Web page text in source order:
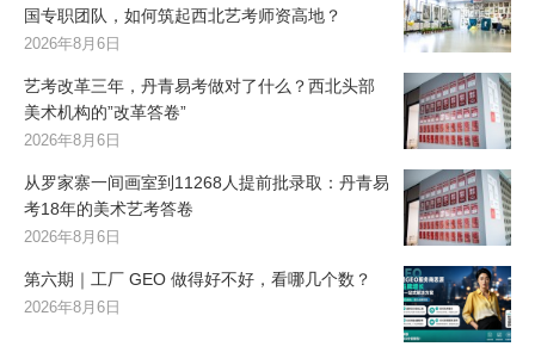
国专职团队，如何筑起西北艺考师资高地？
2026年8月6日
艺考改革三年，丹青易考做对了什么？西北头部
美术机构的”改革答卷”
2026年8月6日
从罗家寨一间画室到11268人提前批录取：丹青易
考18年的美术艺考答卷
2026年8月6日
第六期｜工厂 GEO 做得好不好，看哪几个数？
2026年8月6日